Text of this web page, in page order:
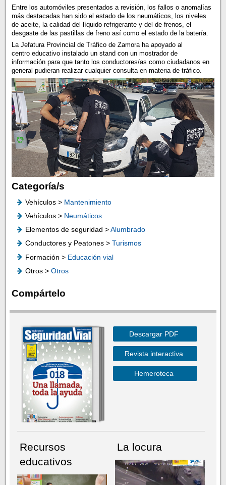
Entre los automóviles presentados a revisión, los fallos o anomalías
más destacadas han sido el estado de los neumáticos, los niveles
de aceite, la calidad del líquido refrigerante y del de frenos, el
desgaste de las pastillas de freno así como el estado de la batería.
La Jefatura Provincial de Tráfico de Zamora ha apoyado al
centro educativo instalado un stand con un mostrador de
información para que tanto los conductores/as como ciudadanos en
general pudieran realizar cualquier consulta en materia de tráfico.
Categoría/s
Vehículos > Mantenimiento
Vehículos > Neumáticos
Elementos de seguridad >Alumbrado
Conductores y Peatones > Turismos
Formación > Educación vial
Otros > Otros
Compártelo
Descargar PDF
Revista interactiva
Hemeroteca
Recursos
educativos
La locura